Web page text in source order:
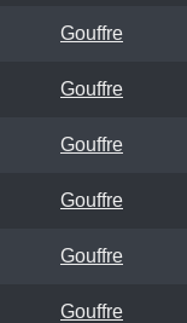
Gouffre
Gouffre
Gouffre
Gouffre
Gouffre
Gouffre